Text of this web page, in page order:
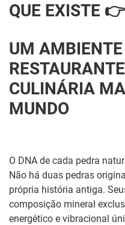
QUE EXISTE 👉
UM AMBIENTE
CULINÁRIA
MUNDO
O DNA de cada pedra
Não há duas pedras
própria história antiga.
composição mineral
energético e vibracional